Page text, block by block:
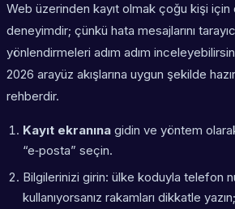
Web üzerinden kayıt olmak çoğu kişi için
deneyimdir; çünkü hata mesajlarını
yönlendirmeleri adım adım
2026 arayüz akışlarına uygun şekilde
rehberdir.
Kayıt ekranına gidin ve yöntem
“e‑posta” seçin.
Bilgilerinizi girin: ülke koduyla telefon
kullanıyorsanız rakamları dikkatle